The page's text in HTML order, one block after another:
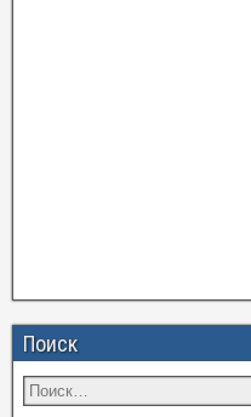
Поиск